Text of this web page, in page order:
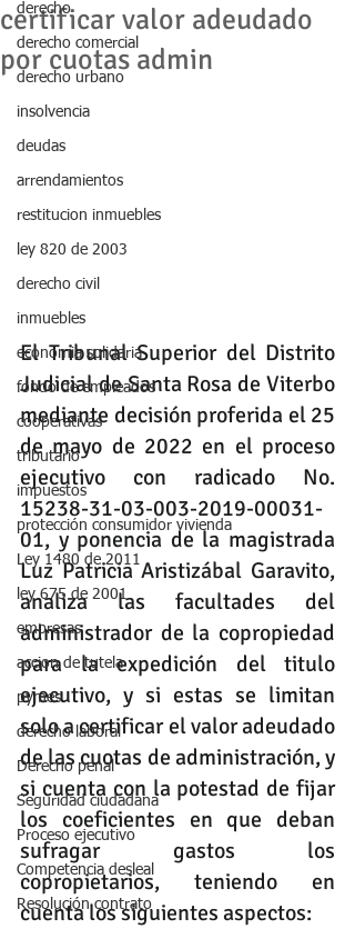
derecho
derecho comercial
derecho urbano
insolvencia
deudas
arrendamientos
restitucion inmuebles
ley 820 de 2003
derecho civil
inmuebles
economia solidaria
fondo de empleados
cooperativas
tributario
impuestos
protección consumidor vivienda
Ley 1480 de 2011
ley 675 de 2001
empresas
accion de tutela
pymes
derecho laboral
Derecho penal
Seguridad ciudadana
Proceso ejecutivo
Competencia desleal
Resolución contrato
certificar valor adeudado
por cuotas admin
El Tribunal Superior del Distrito
Judicial de Santa Rosa de Viterbo
mediante decisión proferida el 25
de mayo de 2022 en el proceso
ejecutivo con radicado No.
15238-31-03-003-2019-00031-
01, y ponencia de la magistrada
Luz Patricia Aristizábal Garavito,
analiza las facultades del
administrador de la copropiedad
para la expedición del titulo
ejecutivo, y si estas se limitan
solo a certificar el valor adeudado
de las cuotas de administración, y
si cuenta con la potestad de fijar
los coeficientes en que deban
sufragar gastos los
copropietarios, teniendo en
cuenta los siguientes aspectos: